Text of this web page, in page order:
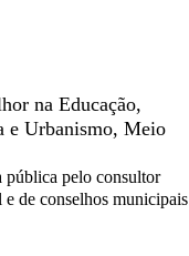
na Educação,
e Urbanismo, Meio
pública pelo consultor
e de conselhos municipais